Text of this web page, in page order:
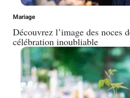
Mariage
Découvrez l’image des noces
célébration inoubliable